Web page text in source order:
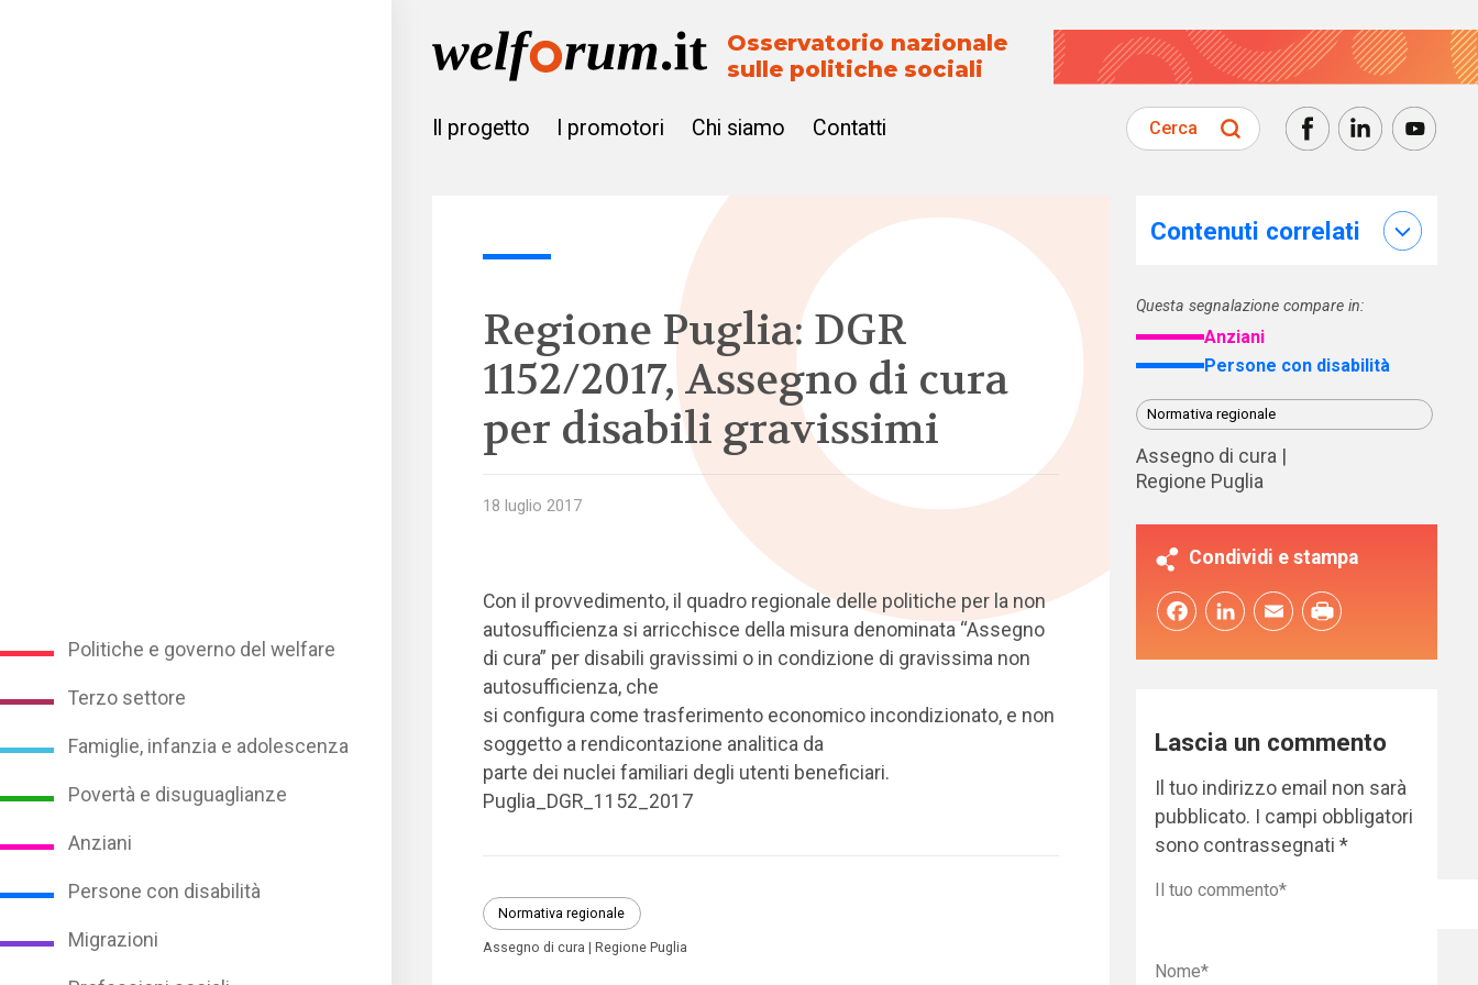
Politiche e governo del welfare
Terzo settore
Famiglie, infanzia e adolescenza
Povertà e disuguaglianze
Anziani
Persone con disabilità
Migrazioni
Osservatorio nazionale
sulle politiche sociali
Il progetto I promotori Chi siamo Contatti Cerca
Regione Puglia: DGR
1152/2017, Assegno di cura
per disabili gravissimi
18 luglio 2017
Con il provvedimento, il quadro regionale delle politiche per la non
autosufficienza si arricchisce della misura denominata “Assegno
di cura” per disabili gravissimi o in condizione di gravissima non
autosufficienza, che
si configura come trasferimento economico incondizionato, e non
soggetto a rendicontazione analitica da
parte dei nuclei familiari degli utenti beneficiari.
Puglia_DGR_1152_2017
Normativa regionale
Assegno di cura Regione Puglia
Contenuti correlati
Questa segnalazione compare in:
Anziani
Persone con disabilità
Normativa regionale
Assegno di cura
Regione Puglia
Condividi e stampa
FacebookLinkedInEmail
Lascia un commento
Il tuo indirizzo email non sarà
pubblicato.
I campi obbligatori
sono contrassegnati*